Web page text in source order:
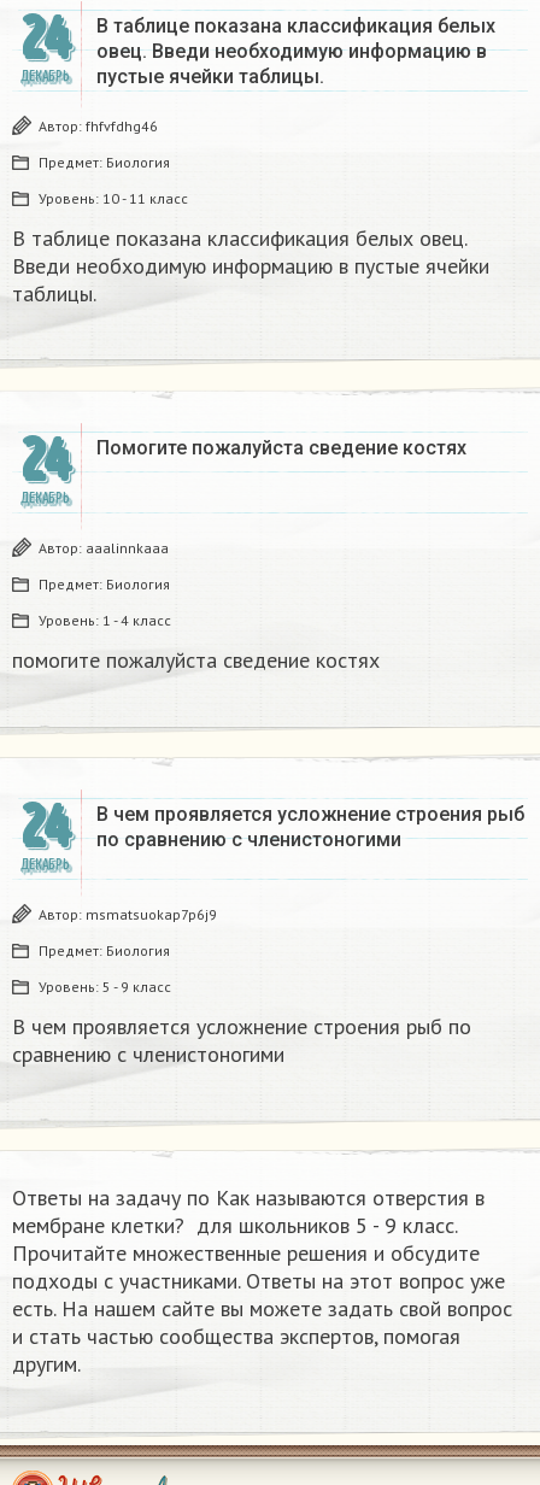
24
ДЕКАБРЬ
В таблице показана классификация белых
овец. Введи необходимую информацию в
пустые ячейки таблицы.​
Автор: fhfvfdhg46
Предмет: Биология
Уровень: 10 - 11 класс
В таблице показана классификация белых овец.
Введи необходимую информацию в пустые ячейки
таблицы.​
24
ДЕКАБРЬ
Помогите пожалуйста сведение костях​
Автор: aaalinnkaaa
Предмет: Биология
Уровень: 1 - 4 класс
помогите пожалуйста сведение костях​
24
ДЕКАБРЬ
В чем проявляется усложнение строения рыб
по сравнению с членистоногими
Автор: msmatsuokap7p6j9
Предмет: Биология
Уровень: 5 - 9 класс
В чем проявляется усложнение строения рыб по
сравнению с членистоногими
Ответы на задачу по Как называются отверстия в
мембране клетки? ​ для школьников 5 - 9 класс.
Прочитайте множественные решения и обсудите
подходы с участниками. Ответы на этот вопрос уже
есть. На нашем сайте вы можете задать свой вопрос
и стать частью сообщества экспертов, помогая
другим.